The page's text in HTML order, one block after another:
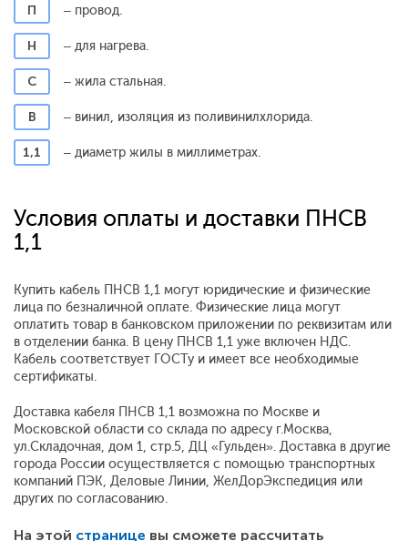
П – провод.
Н – для нагрева.
С – жила стальная.
В – винил, изоляция из поливинилхлорида.
1,1 – диаметр жилы в миллиметрах.
Условия оплаты и доставки ПНСВ
1,1
Купить кабель ПНСВ 1,1 могут юридические и физические
лица по безналичной оплате. Физические лица могут
оплатить товар в банковском приложении по реквизитам или
в отделении банка. В цену ПНСВ 1,1 уже включен НДС.
Кабель соответствует ГОСТу и имеет все необходимые
сертификаты.
Доставка кабеля ПНСВ 1,1 возможна по Москве и
Московской области со склада по адресу г.Москва,
ул.Складочная, дом 1, стр.5, ДЦ «Гульден». Доставка в другие
города России осуществляется с помощью транспортных
компаний ПЭК, Деловые Линии, ЖелДорЭкспедиция или
других по согласованию.
На этой странице вы сможете рассчитать